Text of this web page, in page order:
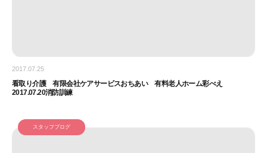
2017.07.25
看取り介護 有限会社ケアサービスおちあい 有料老人ホーム彩べえ
2017.07.20消防訓練
スタッフブログ